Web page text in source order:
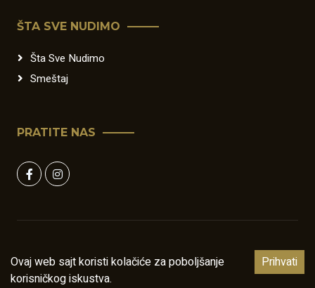
ŠTA SVE NUDIMO
Šta Sve Nudimo
Smeštaj
PRATITE NAS
gaPutujmo po Srbiji
Ovaj web sajt koristi kolačiće za poboljšanje
korisničkog iskustva.
Prihvati